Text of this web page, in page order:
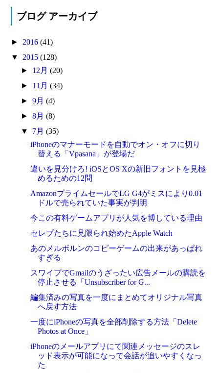
ブログ アーカイブ
► 2016(41)
▼ 2015(128)
► 12月 (20)
► 11月 (34)
► 9月 (4)
► 8月 (8)
▼ 7月 (35)
iPhoneのマナーモードを自動でオン・オフに切り
替える「Vpasana」が登場だ
違いを見分けろ! iOSとOS Xの新旧フォントを見極
めるための12問
AmazonプライムセールでLG G4がミスにより0.01
ドルで売られていた事実が判明
今この有料ゲームアプリが人気を博している理由
セレブたちに見限られ始めたApple Watch
あのメルボルンのコピーゲームの出来があっぱれ
すぎる
スワイプでGmailのうざったい広告メールの購読を
停止させる「Unsubscriber for G...
編集済みの写真を一度にまとめてオリジナル写真
へ戻す方法
一度にiPhoneの写真を全部削除する方法「Delete
Photos at Once」
iPhoneのメールアプリにて関連メッセージのスレ
ッド表示が可能になって会話が追いやすくなっ
た